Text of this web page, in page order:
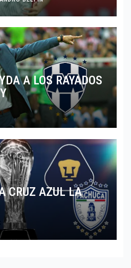
A LOS RAYADOS
CRUZ AZUL LA